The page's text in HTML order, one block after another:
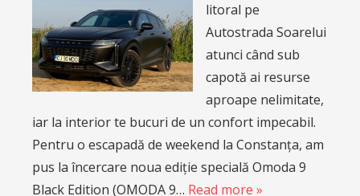
litoral pe
Autostrada Soarelui
atunci când sub
capotă ai resurse
aproape nelimitate,
iar la interior te bucuri de un confort impecabil.
Pentru o escapadă de weekend la Constanța, am
pus la încercare noua ediție specială Omoda 9
Black Edition (OMODA 9… Read more »